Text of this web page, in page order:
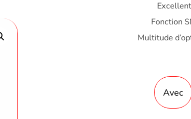
Fonction
Multitude
Avec